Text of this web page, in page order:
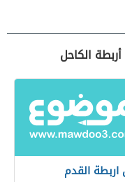
الكاحل
اربطة القدم